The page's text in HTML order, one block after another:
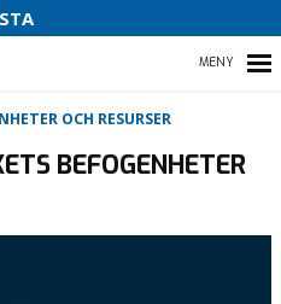
OCH RESURSER
BEFOGENHETER